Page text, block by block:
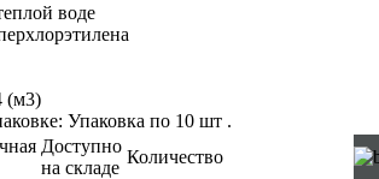
воде
(м3)
Упаковка по 10 шт .
Доступно
на складе
Количество